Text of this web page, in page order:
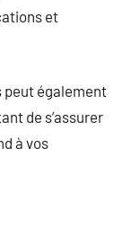
et
peut également
de s’assurer
à vos